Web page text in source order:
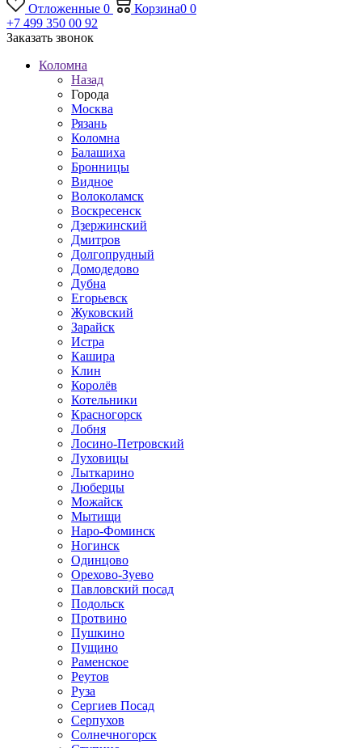
Отложенные 0 Корзина0 0
+7 499 350 00 92
Заказать звонок
Коломна
Назад
Города
Москва
Рязань
Коломна
Балашиха
Бронницы
Видное
Волоколамск
Воскресенск
Дзержинский
Дмитров
Долгопрудный
Домодедово
Дубна
Егорьевск
Жуковский
Зарайск
Истра
Кашира
Клин
Королёв
Котельники
Красногорск
Лобня
Лосино-Петровский
Луховицы
Лыткарино
Люберцы
Можайск
Мытищи
Наро-Фоминск
Ногинск
Одинцово
Орехово-Зуево
Павловский посад
Подольск
Протвино
Пушкино
Пущино
Раменское
Реутов
Руза
Сергиев Посад
Серпухов
Солнечногорск